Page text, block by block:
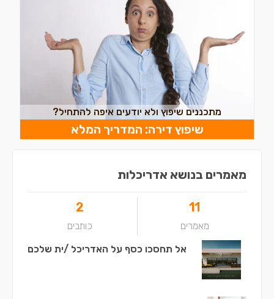
מתכננים שיפוץ ולא יודעים איפה להתחיל?
שיפוץ דירה: המדריך המלא
מאמרים בנושא אדריכלות
11
מאמרים
2
כותבים
אל תחסכו כסף על האדריכל /ית שלכם